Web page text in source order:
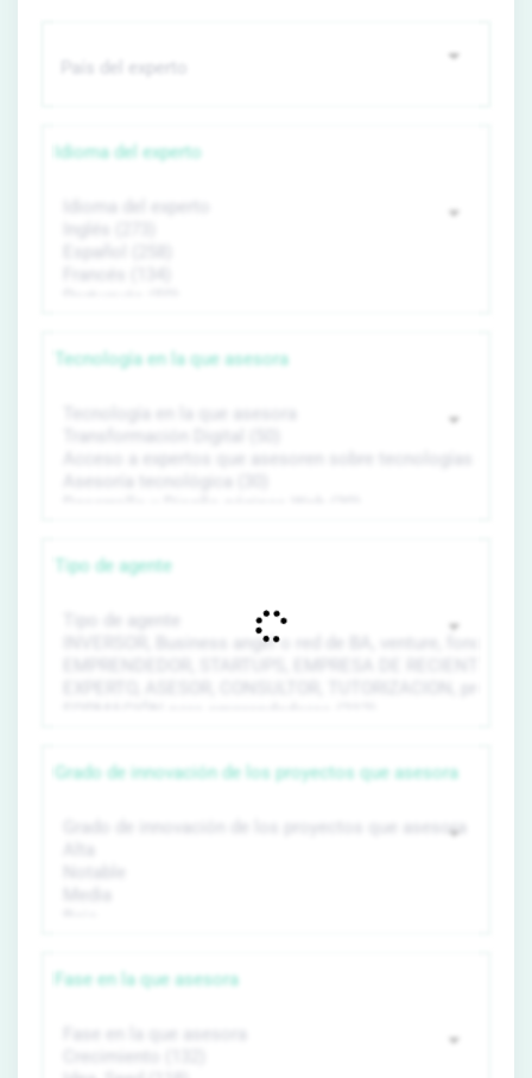
Idioma del experto
Tecnología en la que asesora
Tipo de agente
Grado de innovación de los proyectos que asesora
Fase en la que asesora